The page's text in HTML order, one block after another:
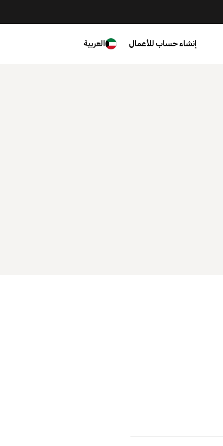
إنشاء حساب للأعمال العربية